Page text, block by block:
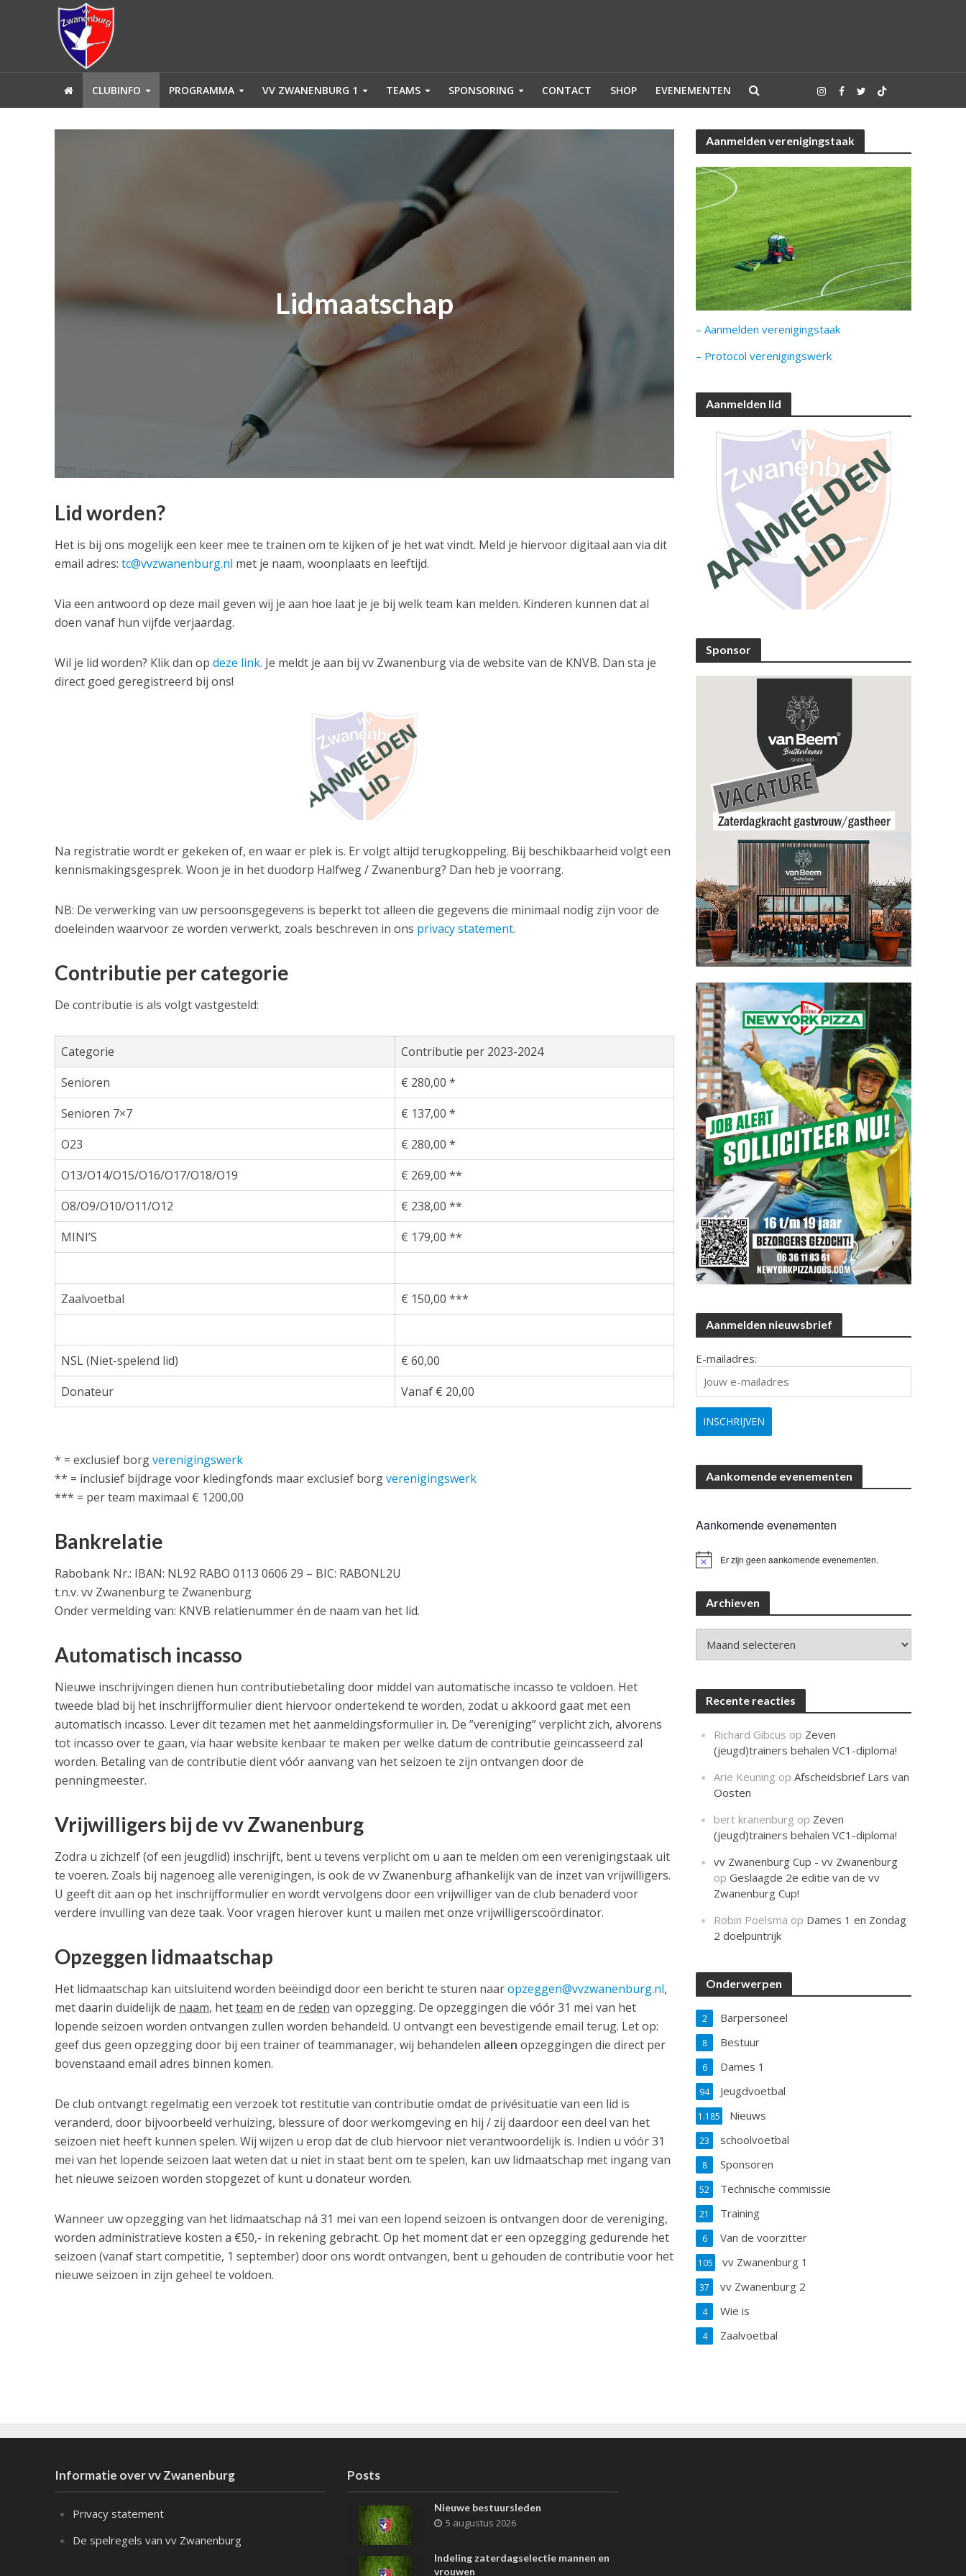
CLUBINFO PROGRAMMA VV ZWANENBURG 1 TEAMS SPONSORING CONTACT SHOP EVENEMENTEN
Lidmaatschap
Lid worden?
Het is bij ons mogelijk een keer mee te trainen om te kijken of je het wat vindt. Meld je hiervoor digitaal aan via dit
email adres: tc@vvzwanenburg.nl met je naam, woonplaats en leeftijd.
Via een antwoord op deze mail geven wij je aan hoe laat je je bij welk team kan melden. Kinderen kunnen dat al
doen vanaf hun vijfde verjaardag.
Wil je lid worden? Klik dan op deze link. Je meldt je aan bij vv Zwanenburg via de website van de KNVB. Dan sta je
direct goed geregistreerd bij ons!
Na registratie wordt er gekeken of, en waar er plek is. Er volgt altijd terugkoppeling. Bij beschikbaarheid volgt een
kennismakingsgesprek. Woon je in het duodorp Halfweg / Zwanenburg? Dan heb je voorrang.
NB: De verwerking van uw persoonsgegevens is beperkt tot alleen die gegevens die minimaal nodig zijn voor de
doeleinden waarvoor ze worden verwerkt, zoals beschreven in ons privacy statement.
Contributie per categorie
De contributie is als volgt vastgesteld:
Categorie
Contributie per 2023-2024
Senioren
€ 280,00 *
Senioren 7×7
€ 137,00 *
O23
€ 280,00 *
O13/O14/O15/O16/O17/O18/O19
€ 269,00 **
O8/O9/O10/O11/O12
€ 238,00 **
MINI’S
€ 179,00 **
Zaalvoetbal € 150,00 ***
NSL (Niet-spelend lid)
€ 60,00
Donateur
Vanaf € 20,00
* = exclusief borgverenigingswerk
** = inclusief bijdrage voor kledingfonds maar exclusief borgverenigingswerk
*** = per team maximaal € 1200,00
Bankrelatie
Rabobank Nr.: IBAN: NL92 RABO 0113 0606 29 – BIC: RABONL2U
t.n.v. vv Zwanenburg te Zwanenburg
Onder vermelding van: KNVB relatienummer én de naam van het lid.
Automatisch incasso
Nieuwe inschrijvingen dienen hun contributiebetaling door middel van automatische incasso te voldoen. Het
tweede blad bij het inschrijfformulier dient hiervoor ondertekend te worden, zodat u akkoord gaat met een
automatisch incasso. Lever dit tezamen met het aanmeldingsformulier in. De ”vereniging” verplicht zich, alvorens
tot incasso over te gaan, via haar website kenbaar te maken per welke datum de contributie geïncasseerd zal
worden. Betaling van de contributie dient vóór aanvang van het seizoen te zijn ontvangen door de
penningmeester.
Vrijwilligers bij de vv Zwanenburg
Zodra u zichzelf (of een jeugdlid) inschrijft, bent u tevens verplicht om u aan te melden om een verenigingstaak uit
te voeren. Zoals bij nagenoeg alle verenigingen, is ook de vv Zwanenburg afhankelijk van de inzet van vrijwilligers.
U geeft dit aan op het inschrijfformulier en wordt vervolgens door een vrijwilliger van de club benaderd voor
verdere invulling van deze taak. Voor vragen hierover kunt u mailen met onze vrijwilligerscoördinator.
Opzeggen lidmaatschap
Het lidmaatschap kan uitsluitend worden beëindigd door een bericht te sturen naaropzeggen@vvzwanenburg.nl,
met daarin duidelijk de naam, hetteam en de reden van opzegging. De opzeggingen die vóór 31 mei van het
lopende seizoen worden ontvangen zullen worden behandeld. U ontvangt een bevestigende email terug. Let op:
geef dus geen opzegging door bij een trainer of teammanager, wij behandelen alleen opzeggingen die direct per
bovenstaand email adres binnen komen.
De club ontvangt regelmatig een verzoek tot restitutie van contributie omdat de privésituatie van een lid is
veranderd, door bijvoorbeeld verhuizing, blessure of door werkomgeving en hij / zij daardoor een deel van het
seizoen niet heeft kunnen spelen. Wij wijzen u erop dat de club hiervoor niet verantwoordelijk is. Indien u vóór 31
mei van het lopende seizoen laat weten dat u niet in staat bent om te spelen, kan uw lidmaatschap met ingang van
het nieuwe seizoen worden stopgezet of kunt u donateur worden.
Wanneer uw opzegging van het lidmaatschap ná 31 mei van een lopend seizoen is ontvangen door de vereniging,
worden administratieve kosten a €50,- in rekening gebracht. Op het moment dat er een opzegging gedurende het
seizoen (vanaf start competitie, 1 september) door ons wordt ontvangen, bent u gehouden de contributie voor het
nieuwe seizoen in zijn geheel te voldoen.
Aanmelden verenigingstaak
– Aanmelden verenigingstaak
– Protocol verenigingswerk
Aanmelden lid
Sponsor
Aanmelden nieuwsbrief
E-mailadres:
Aankomende evenementen
Aankomende evenementen
B
t
Er zijn geen aankomende evenementen.
Archieven
Recente reacties
Richard Gibcus op Zeven
(jeugd)trainers behalen VC1-diploma!
Arie Keuning opAfscheidsbrief Lars van
Oosten
bert kranenburg op Zeven
(jeugd)trainers behalen VC1-diploma!
vv Zwanenburg Cup - vv Zwanenburg
opGeslaagde 2e editie van de vv
Zwanenburg Cup!
Robin Poelsma op Dames 1 en Zondag
2 doelpuntrijk
Onderwerpen
Barpersoneel
2
Bestuur
8
Dames 1
6
Jeugdvoetbal
94
Nieuws
1.185
schoolvoetbal
23
Sponsoren
8
Technische commissie
52
Training
21
Van de voorzitter
6
vv Zwanenburg 1
105
vv Zwanenburg 2
37
Wie is
4
Zaalvoetbal
4
Informatie over vv Zwanenburg
Privacy statement
De spelregels van vv Zwanenburg
Posts
Nieuwe bestuursleden
5 augustus 2026
Indeling zaterdagselectie mannen en
vrouwen